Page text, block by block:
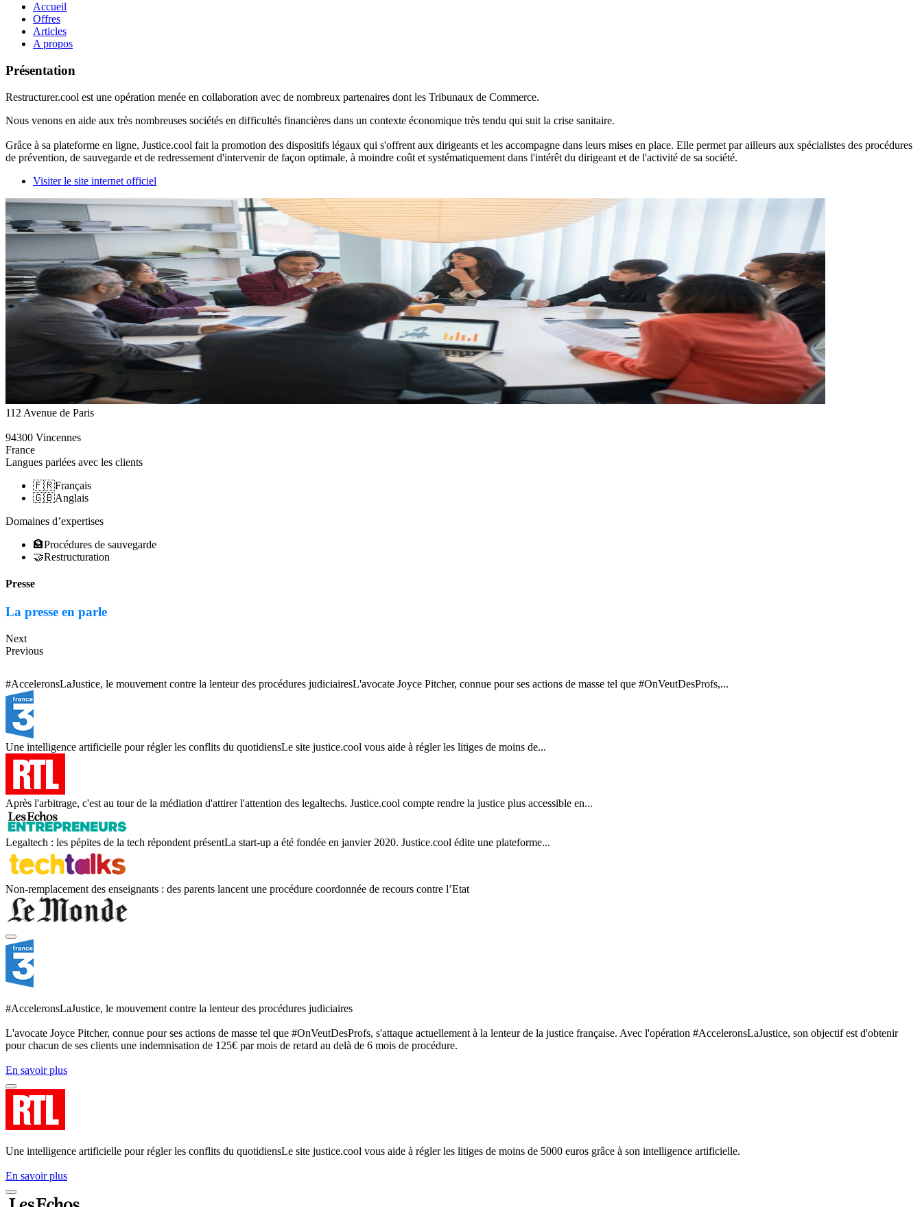
Accueil
Offres
Articles
A propos
Présentation
Restructurer.cool est une opération menée en collaboration avec de nombreux partenaires dont les Tribunaux de Commerce.
Nous venons en aide aux très nombreuses sociétés en difficultés financières dans un contexte économique très tendu qui suit la crise sanitaire.
Grâce à sa plateforme en ligne, Justice.cool fait la promotion des dispositifs légaux qui s'offrent aux dirigeants et les accompagne dans leurs mises en place. Elle permet par ailleurs aux spécialistes des procédures
de prévention, de sauvegarde et de redressement d'intervenir de façon optimale, à moindre coût et systématiquement dans l'intérêt du dirigeant et de l'activité de sa société.
Visiter le site internet officiel
112 Avenue de Paris
94300 Vincennes
France
Langues parlées avec les clients
🇫🇷Français
🇬🇧Anglais
Domaines d’expertises
🏦Procédures de sauvegarde
🤝Restructuration
Presse
La presse en parle
Next
Previous
#AcceleronsLaJustice, le mouvement contre la lenteur des procédures judiciairesL'avocate Joyce Pitcher, connue pour ses actions de masse tel que #OnVeutDesProfs,...
Une intelligence artificielle pour régler les conflits du quotidiensLe site justice.cool vous aide à régler les litiges de moins de...
Après l'arbitrage, c'est au tour de la médiation d'attirer l'attention des legaltechs. Justice.cool compte rendre la justice plus accessible en...
Legaltech : les pépites de la tech répondent présentLa start-up a été fondée en janvier 2020. Justice.cool édite une plateforme...
Non-remplacement des enseignants : des parents lancent une procédure coordonnée de recours contre l’Etat
#AcceleronsLaJustice, le mouvement contre la lenteur des procédures judiciaires
L'avocate Joyce Pitcher, connue pour ses actions de masse tel que #OnVeutDesProfs, s'attaque actuellement à la lenteur de la justice française. Avec l'opération #AcceleronsLaJustice, son objectif est d'obtenir
pour chacun de ses clients une indemnisation de 125€ par mois de retard au delà de 6 mois de procédure.
En savoir plus
Une intelligence artificielle pour régler les conflits du quotidiensLe site justice.cool vous aide à régler les litiges de moins de 5000 euros grâce à son intelligence artificielle.
En savoir plus